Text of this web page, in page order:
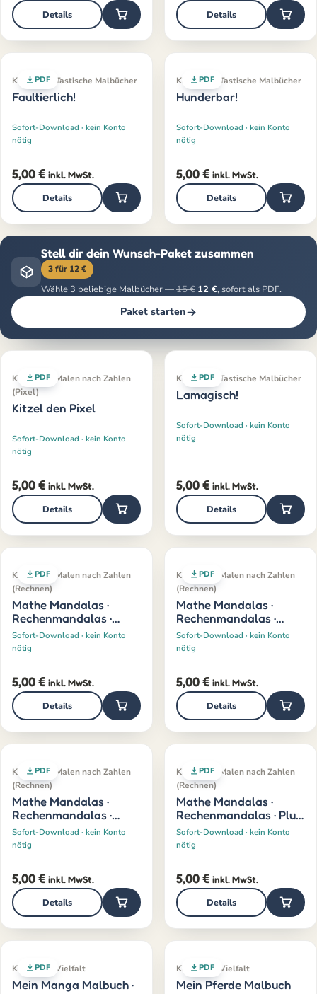
Details Details
PDF
Klassiker · Tastische Malbücher
Faultierlich!
Sofort-Download · kein Konto
nötig
5,00€ inkl. MwSt.
Details
PDF
Klassiker · Tastische Malbücher
Hunderbar!
Sofort-Download · kein Konto
nötig
5,00€ inkl. MwSt.
Details
Stell dir dein Wunsch-Paket zusammen
3 für 12 €
Wähle 3 beliebige Malbücher —15 € 12 €, sofort als PDF.
Paket starten
PDF
Klassiker · Malen nach Zahlen
(Pixel)
Kitzel den Pixel
Sofort-Download · kein Konto
nötig
5,00€ inkl. MwSt.
Details
PDF
Klassiker · Tastische Malbücher
Lamagisch!
Sofort-Download · kein Konto
nötig
5,00€ inkl. MwSt.
Details
PDF
Klassiker · Malen nach Zahlen
(Rechnen)
Mathe Mandalas ·
Rechenmandalas ·
Einmaleins
Sofort-Download · kein Konto
nötig
5,00€ inkl. MwSt.
Details
PDF
Klassiker · Malen nach Zahlen
(Rechnen)
Mathe Mandalas ·
Rechenmandalas ·
Teilen
Sofort-Download · kein Konto
nötig
5,00€ inkl. MwSt.
Details
PDF
Klassiker · Malen nach Zahlen
(Rechnen)
Mathe Mandalas ·
Rechenmandalas ·
Minus · 1–10
Sofort-Download · kein Konto
nötig
5,00€ inkl. MwSt.
Details
PDF
Klassiker · Malen nach Zahlen
(Rechnen)
Mathe Mandalas ·
Rechenmandalas · Plus
· 1–10
Sofort-Download · kein Konto
nötig
5,00€ inkl. MwSt.
Details
PDF
Klassiker · Vielfalt
Mein Manga Malbuch ·
PDF
Klassiker · Vielfalt
Mein Pferde Malbuch